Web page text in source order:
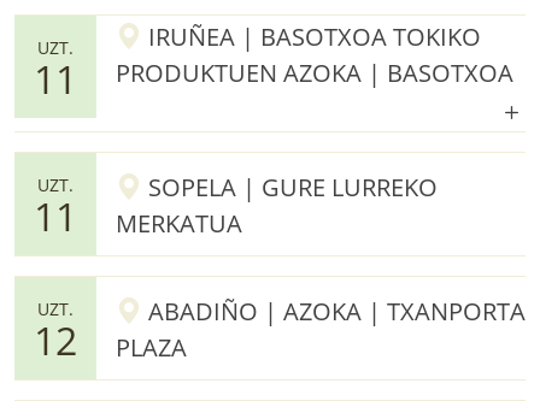
UZT.
11
IRUÑEA | BASOTXOA TOKIKO
PRODUKTUEN AZOKA | BASOTXOA
UZT.
11
SOPELA | GURE LURREKO
MERKATUA
UZT.
12
ABADIÑO | AZOKA | TXANPORTA
PLAZA